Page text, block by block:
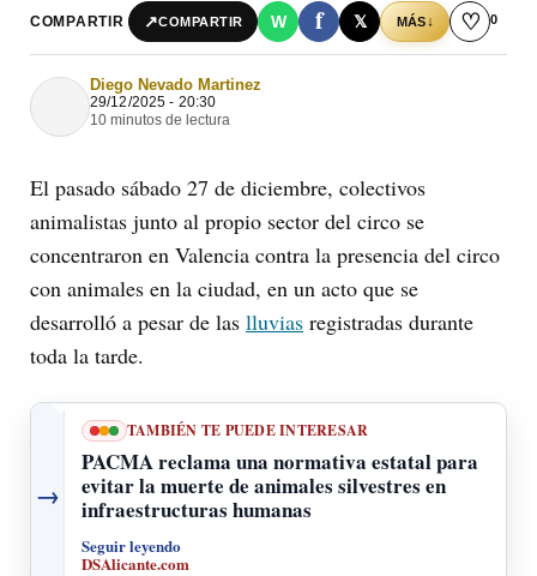
COMPARTIR ↗COMPARTIR W f 𝕏 MÁS↓ ♡ 0
Diego Nevado Martinez
29/12/2025 - 20:30
10 minutos de lectura
El pasado sábado 27 de diciembre, colectivos
animalistas junto al propio sector del circo se
concentraron en Valencia contra la presencia del circo
con animales en la ciudad, en un acto que se
desarrolló a pesar de las lluvias registradas durante
toda la tarde.
→
TAMBIÉN TE PUEDE INTERESAR
PACMA reclama una normativa estatal para
evitar la muerte de animales silvestres en
infraestructuras humanas
Seguir leyendo
DSAlicante.com